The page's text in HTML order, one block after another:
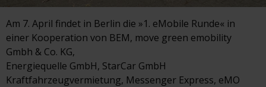
Am 7. April findet in Berlin die »1. eMobile Runde« in
einer Kooperation von BEM, move green emobility
Gmbh & Co. KG,
Energiequelle GmbH, StarCar GmbH
Kraftfahrzeugvermietung, Messenger Express, eMO